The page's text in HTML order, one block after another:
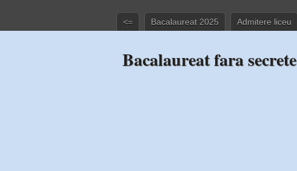
<= Bacalaureat 2025 Admitere liceu
Bacalaureat fara secrete